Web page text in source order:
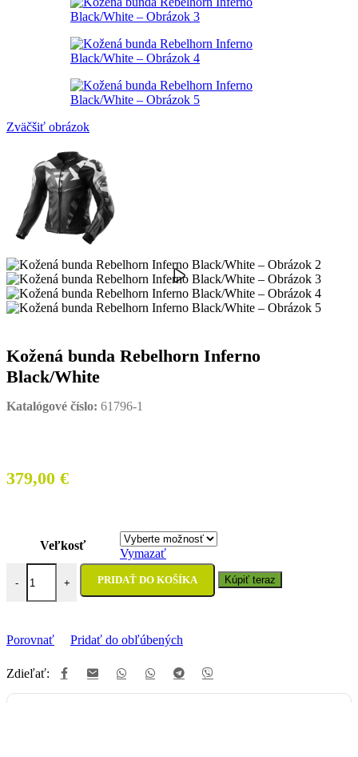
Zväčšiť obrázok
Kožená bunda Rebelhorn Inferno
Black/White
Katalógové číslo: 61796-1
379,00 €
Veľkosť
Vymazať
-
množstvo Kožená bunda Rebelhorn Inferno Black/White
+ PRIDAŤ DO KOŠÍKA Kúpiť teraz
Porovnať Pridať do obľúbených
Zdieľať: